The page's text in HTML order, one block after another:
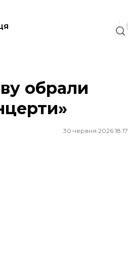
обрали
30 червня 2026 18:17